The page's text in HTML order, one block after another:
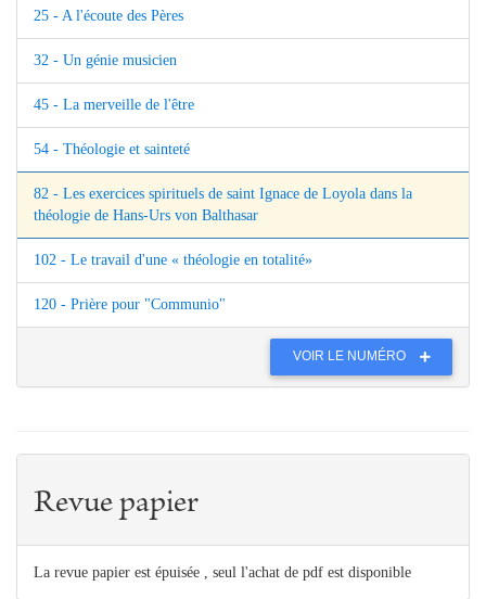
25 - A l'écoute des Pères
32 - Un génie musicien
45 - La merveille de l'être
54 - Théologie et sainteté
82 - Les exercices spirituels de saint Ignace de Loyola dans la
théologie de Hans-Urs von Balthasar
102 - Le travail d'une « théologie en totalité»
120 - Prière pour "Communio"
VOIR LE NUMÉRO
Revue papier
La revue papier est épuisée , seul l'achat de pdf est disponible